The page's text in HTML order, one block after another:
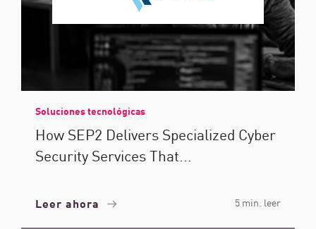
Soluciones tecnológicas
How SEP2 Delivers Specialized Cyber
Security Services That...
Leer ahora 5 min. leer